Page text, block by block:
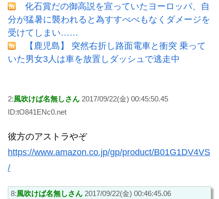
化石賞だの御高説を宣っていたヨーロッパ、自
分が猛暑に襲われると為すすべべもなくダメージを
受けてしまい……
【鹿児島】 突然右折し路面電車と衝突 乗って
いた男女3人は車を放置しダッシュで逃走中
2:風吹けば名無しさん 2017/09/22(金) 00:45:50.45
ID:tO841ENc0.net
彼方のアストラやぞ
https://www.amazon.co.jp/gp/product/B01G1DV4VS
/
8:風吹けば名無しさん 2017/09/22(金) 00:46:45.06